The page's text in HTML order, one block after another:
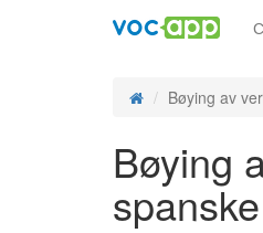
Bøying av
Bøying